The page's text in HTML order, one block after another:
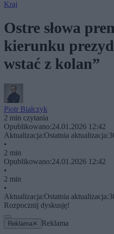
Kraj
Ostre słowa
kierunku
wstać z kolan”
Piotr Białczyk
2 min czytania
Opublikowano:24.01.2026 12:42
Aktualizacja:Ostatnia aktualizacja:
•
2 min
Opublikowano:24.01.2026 12:42
•
2 min
•
Aktualizacja:Ostatnia aktualizacja:
Rozpocznij dyskusję!
Reklama ✕ Reklama